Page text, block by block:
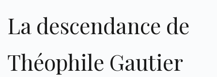
La descendance de
Théophile Gautier